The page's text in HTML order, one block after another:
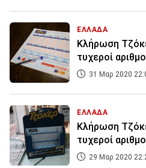
ΕΛΛΑΔΑ
Κλήρωση
τυχεροί
31 Μαρ 2020
ΕΛΛΑΔΑ
Κλήρωση
τυχεροί
29 Μαρ 2020